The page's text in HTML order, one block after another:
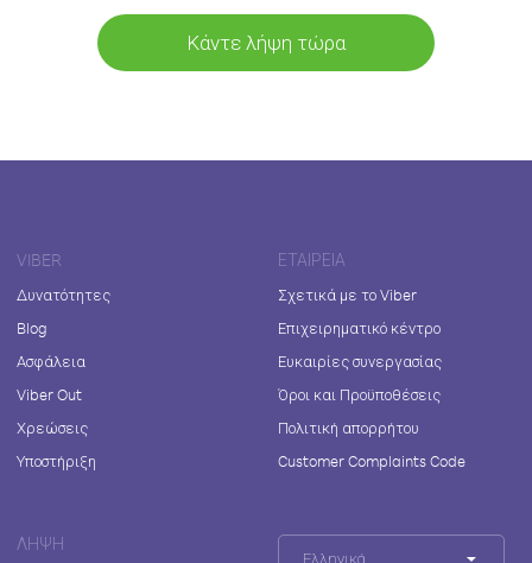
Κάντε λήψη τώρα
VIBER
Δυνατότητες
Blog
Ασφάλεια
Viber Out
Χρεώσεις
Υποστήριξη
ΕΤΑΙΡΕΊΑ
Σχετικά με το Viber
Επιχειρηματικό κέντρο
Ευκαιρίες συνεργασίας
Όροι και Προϋποθέσεις
Πολιτική απορρήτου
Customer Complaints Code
ΛΉΨΗ
Ελληνικά